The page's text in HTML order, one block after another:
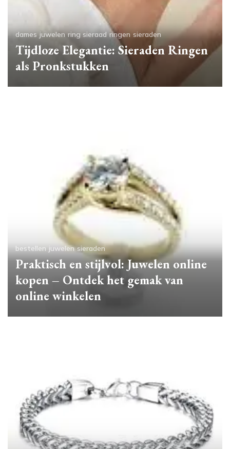
dames juwelen ring sieraad ringen sieraden
Tijdloze Elegantie: Sieraden Ringen
als Pronkstukken
bestellen juwelen sieraden
Praktisch en stijlvol: Juwelen online
kopen – Ontdek het gemak van
online winkelen